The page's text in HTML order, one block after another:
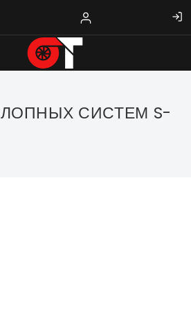
СИСТЕМ S-